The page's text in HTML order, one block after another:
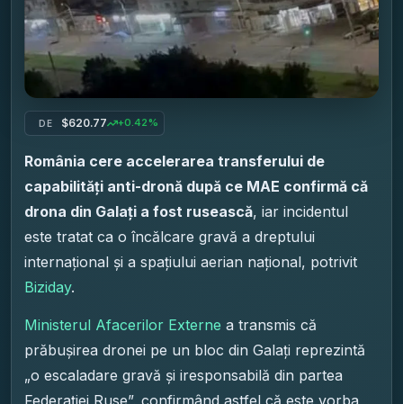
DE $620.77 +0.42%
România cere accelerarea transferului de
capabilități anti-dronă după ce MAE confirmă că
drona din Galați a fost rusească, iar incidentul
este tratat ca o încălcare gravă a dreptului
internațional și a spațiului aerian național, potrivit
Biziday.
Ministerul Afacerilor Externe a transmis că
prăbușirea dronei pe un bloc din Galați reprezintă
„o escaladare gravă și iresponsabilă din partea
Federației Ruse”, confirmând astfel că este vorba